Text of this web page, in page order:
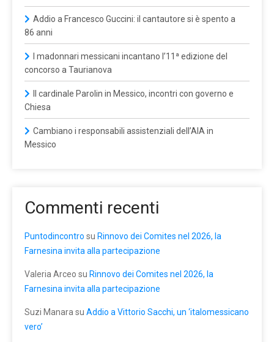
Addio a Francesco Guccini: il cantautore si è spento a
86 anni
I madonnari messicani incantano l’11ª edizione del
concorso a Taurianova
Il cardinale Parolin in Messico, incontri con governo e
Chiesa
Cambiano i responsabili assistenziali dell’AIA in
Messico
Commenti recenti
Puntodincontro su Rinnovo dei Comites nel 2026, la
Farnesina invita alla partecipazione
Valeria Arceo su Rinnovo dei Comites nel 2026, la
Farnesina invita alla partecipazione
Suzi Manara su Addio a Vittorio Sacchi, un ‘italomessicano
vero’